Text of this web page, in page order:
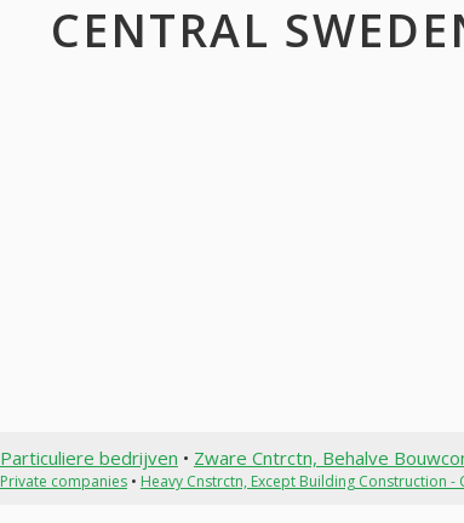
CENTRAL
Particuliere bedrijven • Zware Cntrctn, Behalve
Private companies• Heavy Cnstrctn, Except Building Construction -